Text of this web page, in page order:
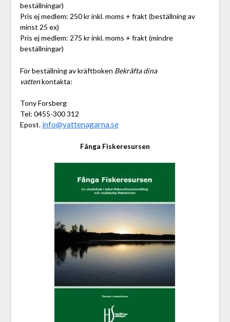
beställningar)
Pris ej medlem: 250 kr inkl. moms + frakt (beställning av
minst 25 ex)
Pris ej medlem: 275 kr inkl. moms + frakt (mindre
beställningar)
För beställning av kräftboken Bekräfta dina
vattenkontakta:
Tony Forsberg
Tel: 0455-300 312
Epost. info@vattenagarna.se
Fånga Fiskeresursen